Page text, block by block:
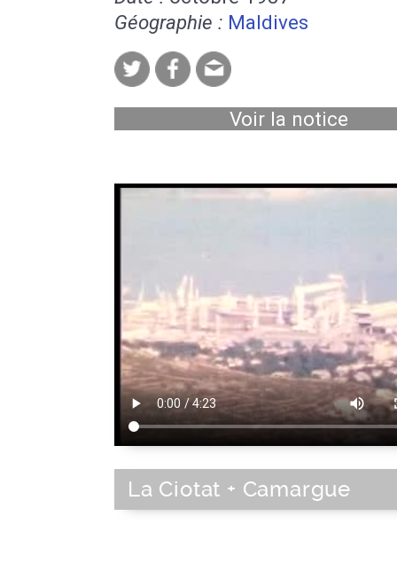
Géographie : Maldives
Voir la notice
La Ciotat + Camargue